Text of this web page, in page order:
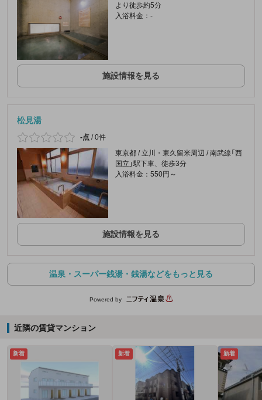
より徒歩約5分
入浴料金：-
施設情報を見る
松見湯
-点 /0件
東京都 / 立川・東久留米周辺 / 南武線「西
国立」駅下車、徒歩3分
入浴料金：550円～
施設情報を見る
温泉・スーパー銭湯・銭湯などをもっと見る
Powered by
近隣の賃貸マンション
新着 新着 新着